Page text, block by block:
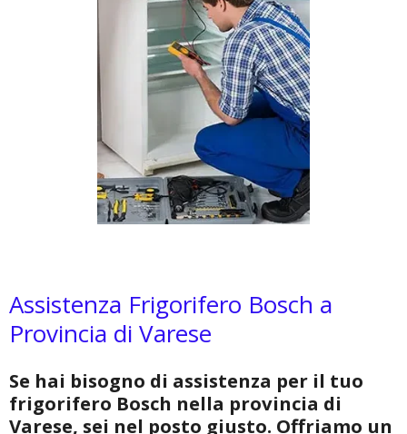
Assistenza Frigorifero Bosch a
Provincia di Varese
Se hai bisogno di assistenza per il tuo
frigorifero Bosch nella provincia di
Varese, sei nel posto giusto. Offriamo un